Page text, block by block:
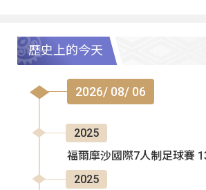
歷史上的今天
2026/ 08/ 06
2025
福爾摩沙國際7人制足球賽
2025